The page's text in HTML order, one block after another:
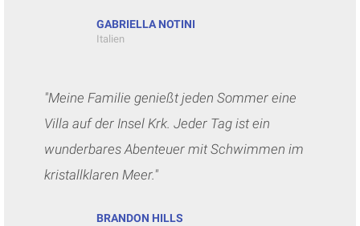
GABRIELLA NOTINI
Italien
"Meine Familie genießt jeden Sommer eine
Villa auf der Insel Krk. Jeder Tag ist ein
wunderbares Abenteuer mit Schwimmen im
kristallklaren Meer."
BRANDON HILLS